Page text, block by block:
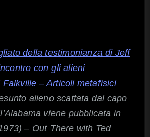
della testimonianza di Jeff
con gli alieni
Falkville – Articoli metafisici
alieno scattata dal capo
viene pubblicata in
– Out There with Ted